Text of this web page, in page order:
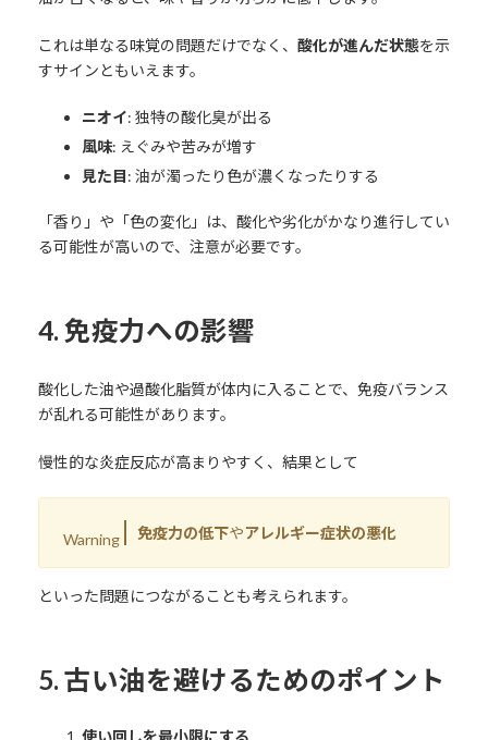
これは単なる味覚の問題だけでなく、 酸化が進んだ状態を示
すサインともいえます。
ニオイ: 独特の酸化臭が出る
風味: えぐみや苦みが増す
見た目: 油が濁ったり色が濃くなったりする
「香り」や「色の変化」は、酸化や劣化がかなり進行してい
る可能性が高いので、注意が必要です。
4. 免疫力への影響
酸化した油や過酸化脂質が体内に入ることで、免疫バランス
が乱れる可能性があります。
慢性的な炎症反応が高まりやすく、結果として
Warning 免疫力の低下やアレルギー症状の悪化
といった問題につながることも考えられます。
5. 古い油を避けるためのポイント